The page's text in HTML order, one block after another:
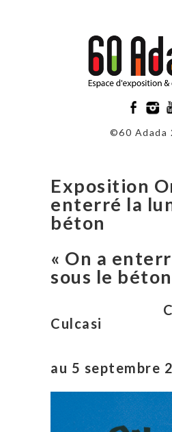
©60 Adada
Exposition
enterré la
béton
« On a
sous le
Culcasi
au 5 septembre